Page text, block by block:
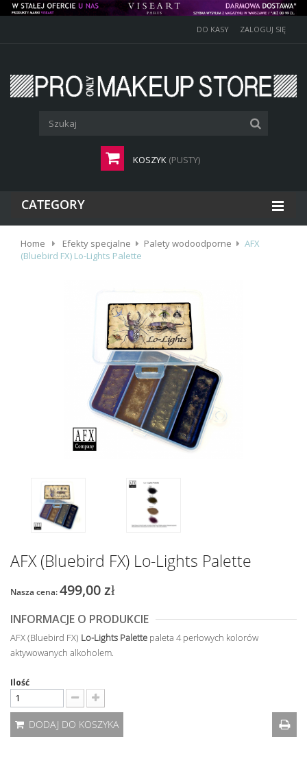
DO KASY ZALOGUJ SIĘ
KOSZYK (PUSTY)
CATEGORY
Home Efekty specjalne Palety wodoodporne
AFX
(Bluebird FX) Lo-Lights Palette
AFX (Bluebird FX) Lo-Lights Palette
Nasza cena: 499,00 zł
INFORMACJE O PRODUKCIE
AFX (Bluebird FX) Lo-Lights Palette paleta 4 perłowych kolorów
aktywowanych alkoholem.
Ilość
DODAJ DO KOSZYKA